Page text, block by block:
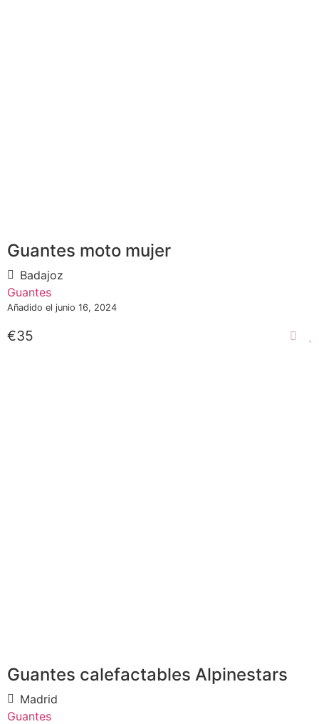
Guantes moto mujer
Badajoz
Guantes
Añadido el junio 16, 2024
€35
Guantes calefactables Alpinestars
Madrid
Guantes